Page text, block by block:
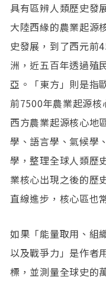
具有區辨人類歷史發
大陸西緣的農業起源
史發展，到了西元前
洲，近五百年透過殖
亞。「東方」則是指
前7500年農業起源
西方農業起源核心地
學、語言學、氣候學
學，整理全球人類歷
業核心出現之後的歷
直線進步，核心區也
如果「能量取用、組
以及戰爭力」是作者
標，並測量全球史的